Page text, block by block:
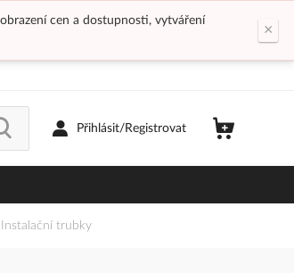
cen a dostupnosti, vytváření
×
Přihlásit/Registrovat
Instalační trubky